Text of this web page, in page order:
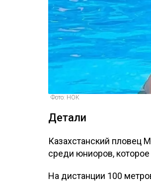
Фото: НОК
Детали
Казахстанский пловец
среди юниоров,
На дистанции 100